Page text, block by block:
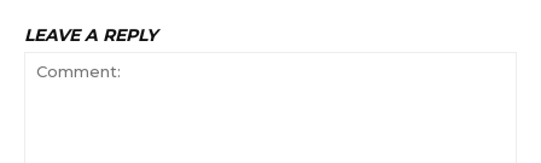
LEAVE A REPLY